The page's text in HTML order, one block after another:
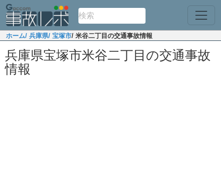
ホーム/ 兵庫県/ 宝塚市/ 米谷二丁目の交通事故情報
兵庫県宝塚市米谷二丁目の交通事故
情報